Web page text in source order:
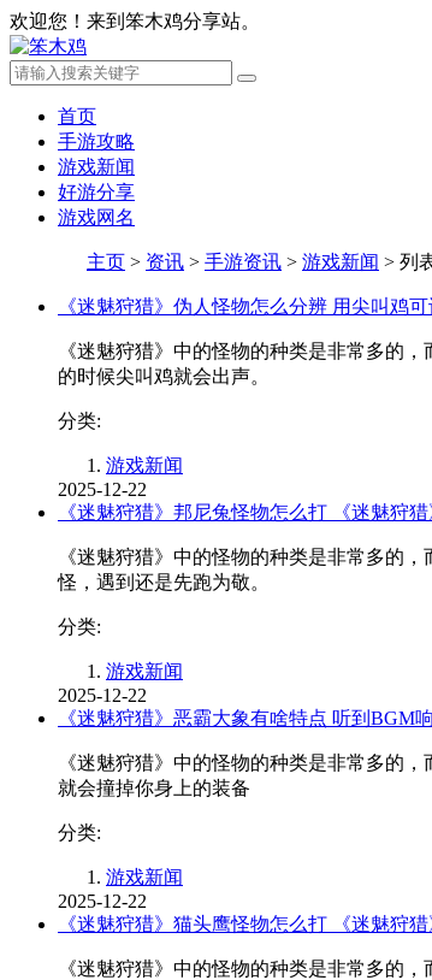
欢迎您！来到笨木鸡分享站。
首页
手游攻略
游戏新闻
好游分享
游戏网名
主页 > 资讯 > 手游资讯 > 游戏新闻 > 列
《迷魅狩猎》伪人怪物怎么分辨 用尖叫鸡
《迷魅狩猎》中的怪物的种类是非常多的
的时候尖叫鸡就会出声。
分类:
游戏新闻
2025-12-22
《迷魅狩猎》邦尼兔怪物怎么打 《迷魅狩
《迷魅狩猎》中的怪物的种类是非常多的
怪，遇到还是先跑为敬。
分类:
游戏新闻
2025-12-22
《迷魅狩猎》恶霸大象有啥特点 听到BGM
《迷魅狩猎》中的怪物的种类是非常多的
就会撞掉你身上的装备
分类:
游戏新闻
2025-12-22
《迷魅狩猎》猫头鹰怪物怎么打 《迷魅狩
《迷魅狩猎》中的怪物的种类是非常多的